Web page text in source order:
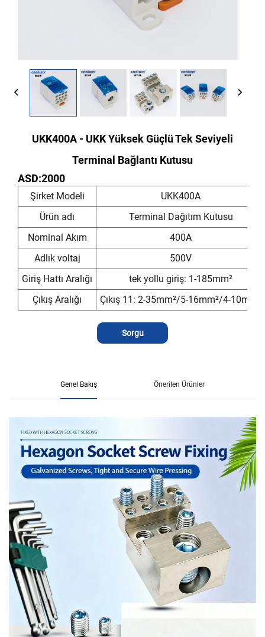
UKK400A - UKK Yüksek Güçlü Tek Seviyeli
Terminal Bağlantı Kutusu
ASD:2000
Şirket Modeli
UKK400A
Ürün adı
Terminal Dağıtım Kutusu
Nominal Akım
400A
Adlık voltaj
500V
Giriş Hattı Aralığı
tek yollu giriş: 1-185mm²
Çıkış Aralığı
Çıkış 11: 2-35mm²/5-16mm²/4-10mm²
Sorgu
Genel Bakış Önerilen Ürünler